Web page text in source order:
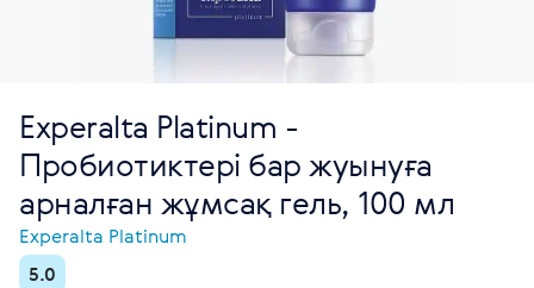
Experalta Platinum -
Пробиотиктері бар жуынуға
арналған жұмсақ гель, 100 мл
Experalta Platinum
5.0